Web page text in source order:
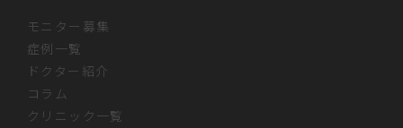
モニター募集
症例一覧
ドクター紹介
コラム
クリニック一覧